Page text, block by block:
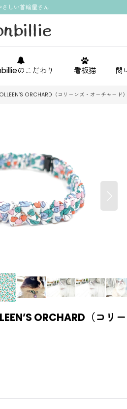
さしい首輪屋さん
のこだわり 看板猫 問
ORCHARD（コリーンズ・オーチャード
ORCHARD（コリ